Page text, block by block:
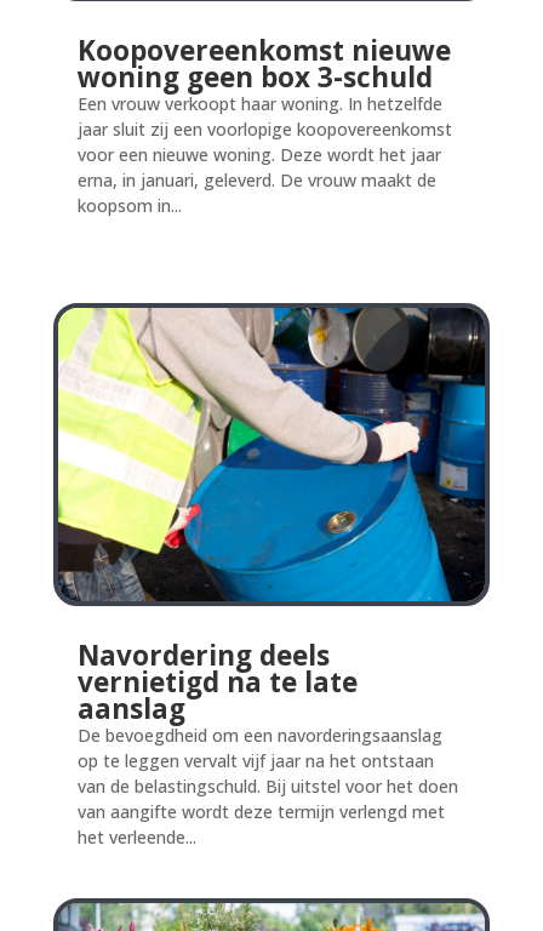
Koopovereenkomst nieuwe
woning geen box 3-schuld
Een vrouw verkoopt haar woning. In hetzelfde
jaar sluit zij een voorlopige koopovereenkomst
voor een nieuwe woning. Deze wordt het jaar
erna, in januari, geleverd. De vrouw maakt de
koopsom in...
Navordering deels
vernietigd na te late
aanslag
De bevoegdheid om een navorderingsaanslag
op te leggen vervalt vijf jaar na het ontstaan
van de belastingschuld. Bij uitstel voor het doen
van aangifte wordt deze termijn verlengd met
het verleende...